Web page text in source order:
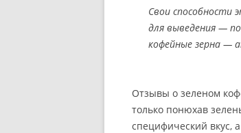
Свои способности
для выведения —
кофейные зерна —
Отзывы о зеленом
только понюхав
специфический вкус,